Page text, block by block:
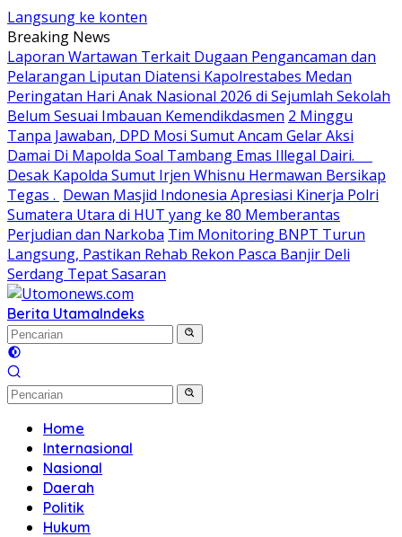
Langsung ke konten
Breaking News
Laporan Wartawan Terkait Dugaan Pengancaman dan
Pelarangan Liputan Diatensi Kapolrestabes Medan
Peringatan Hari Anak Nasional 2026 di Sejumlah Sekolah
Belum Sesuai Imbauan Kemendikdasmen 2 Minggu
Tanpa Jawaban, DPD Mosi Sumut Ancam Gelar Aksi
Damai Di Mapolda Soal Tambang Emas Illegal Dairi.
Desak Kapolda Sumut Irjen Whisnu Hermawan Bersikap
Tegas . Dewan Masjid Indonesia Apresiasi Kinerja Polri
Sumatera Utara di HUT yang ke 80 Memberantas
Perjudian dan Narkoba Tim Monitoring BNPT Turun
Langsung, Pastikan Rehab Rekon Pasca Banjir Deli
Serdang Tepat Sasaran
Berita UtamaIndeks
Home
Internasional
Nasional
Daerah
Politik
Hukum